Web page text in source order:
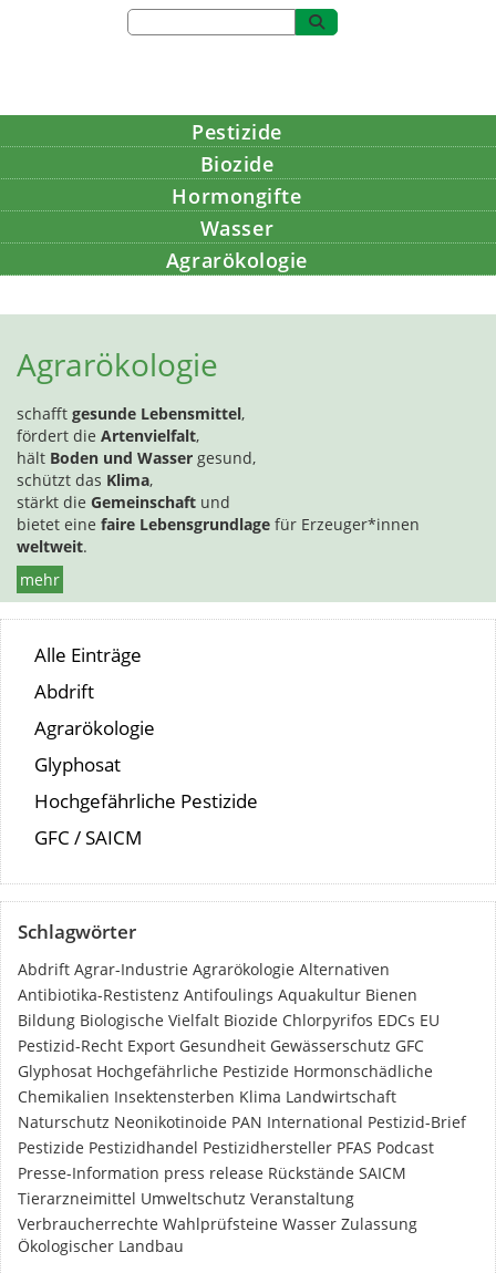
Pestizide
Biozide
Hormongifte
Wasser
Agrarökologie
Agrarökologie
schafft gesunde Lebensmittel,
fördert die Artenvielfalt,
hält Boden und Wasser gesund,
schützt das Klima,
stärkt die Gemeinschaft und
bietet eine faire Lebensgrundlage für Erzeuger*innen
weltweit.
mehr
Alle Einträge
Abdrift
Agrarökologie
Glyphosat
Hochgefährliche Pestizide
GFC / SAICM
Schlagwörter
Abdrift Agrar-Industrie Agrarökologie Alternativen
Antibiotika-Restistenz Antifoulings Aquakultur Bienen
Bildung Biologische Vielfalt Biozide Chlorpyrifos EDCs EU
Pestizid-Recht Export Gesundheit Gewässerschutz GFC
Glyphosat Hochgefährliche Pestizide Hormonschädliche
Chemikalien Insektensterben Klima Landwirtschaft
Naturschutz Neonikotinoide PAN International Pestizid-Brief
Pestizide Pestizidhandel Pestizidhersteller PFAS Podcast
Presse-Information press release Rückstände SAICM
Tierarzneimittel Umweltschutz Veranstaltung
Verbraucherrechte Wahlprüfsteine Wasser Zulassung
Ökologischer Landbau